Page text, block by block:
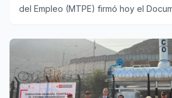
del Empleo (MTPE) firmó hoy el